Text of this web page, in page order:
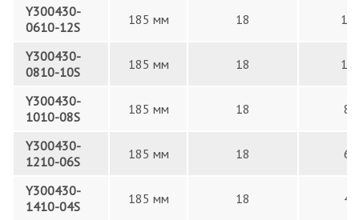
Y300430-
0610-12S
185 мм 18 12
Y300430-
0810-10S
185 мм 18 10
Y300430-
1010-08S
185 мм 18 8
Y300430-
1210-06S
185 мм 18 6
Y300430-
1410-04S
185 мм 18 4